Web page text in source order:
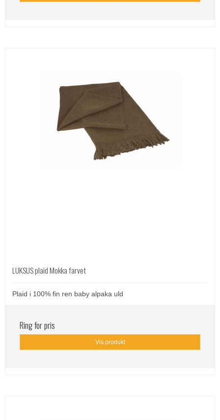
LUKSUS plaid Mokka farvet
Plaid i 100% fin ren baby alpaka uld
Ring for pris
Vis produkt